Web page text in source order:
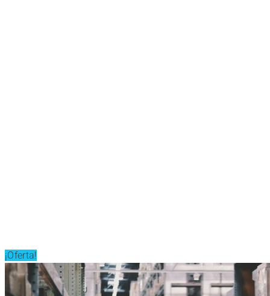
¡Oferta!